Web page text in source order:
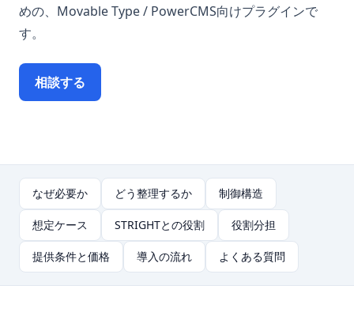
めの、Movable Type / PowerCMS向けプラグインで
す。
相談する
なぜ必要か どう整理するか 制御構造
想定ケース STRIGHTとの役割 役割分担
提供条件と価格 導入の流れ よくある質問